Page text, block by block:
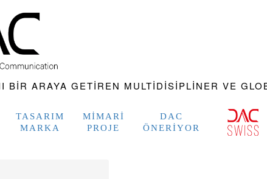
ARAYA GETIREN MULTIDISIPLINER VE
TASARIM
MARKA
MIMARI
PROJE
DAC
ÖNERIYOR